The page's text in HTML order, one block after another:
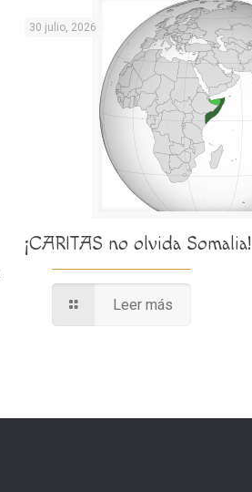
30 julio, 2026
¡CARITAS no olvida Somalia!
Leer más